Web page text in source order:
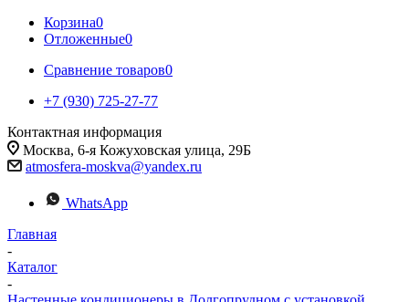
Корзина0
Отложенные0
Сравнение товаров0
+7 (930) 725-27-77
Контактная информация
Москва, 6-я Кожуховская улица, 29Б
atmosfera-moskva@yandex.ru
WhatsApp
Главная
-
Каталог
-